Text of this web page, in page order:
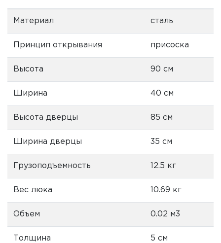
Материал сталь
Принцип открывания присоска
Высота 90 см
Ширина 40 см
Высота дверцы 85 см
Ширина дверцы 35 см
Грузоподъемность 12.5 кг
Вес люка 10.69 кг
Объем 0.02 м3
Толщина 5 см